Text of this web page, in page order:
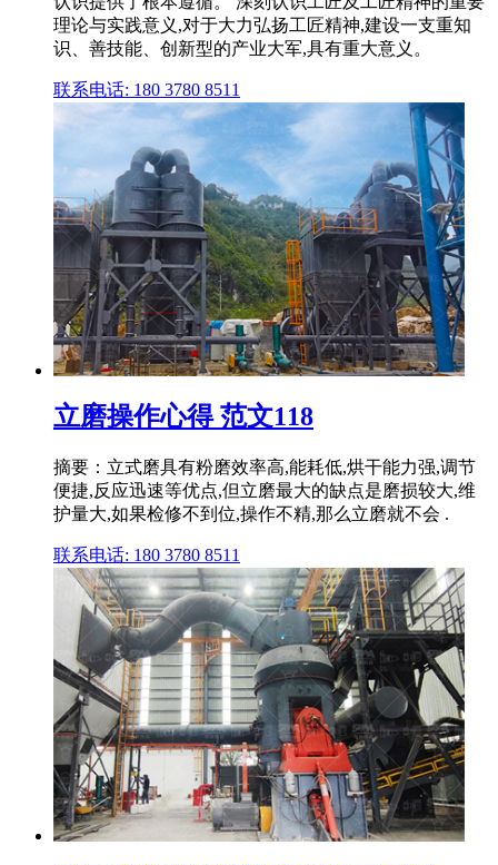
理论与实践意义,对于大力弘扬工匠精神,建设一支重知
识、善技能、创新型的产业大军,具有重大意义。
联系电话: 180 3780 8511
立磨操作心得 范文118
摘要：立式磨具有粉磨效率高,能耗低,烘干能力强,调节
便捷,反应迅速等优点,但立磨最大的缺点是磨损较大,维
护量大,如果检修不到位,操作不精,那么立磨就不会 .
联系电话: 180 3780 8511